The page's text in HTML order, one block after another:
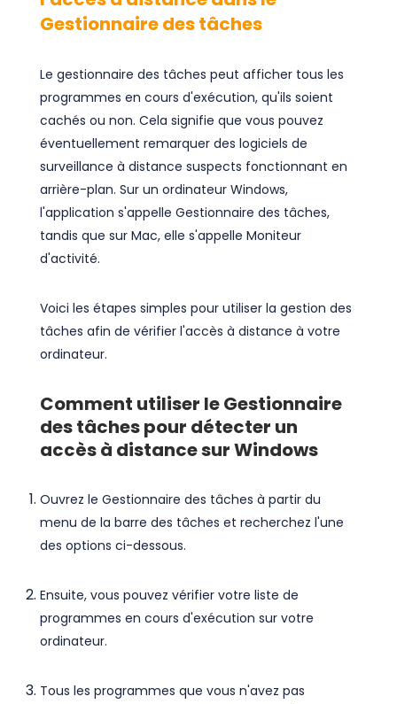
Gestionnaire des tâches
Le gestionnaire des tâches peut afficher tous les
programmes en cours d'exécution, qu'ils soient
cachés ou non. Cela signifie que vous pouvez
éventuellement remarquer des logiciels de
surveillance à distance suspects fonctionnant en
arrière-plan. Sur un ordinateur Windows,
l'application s'appelle Gestionnaire des tâches,
tandis que sur Mac, elle s'appelle Moniteur
d'activité.
Voici les étapes simples pour utiliser la gestion des
tâches afin de vérifier l'accès à distance à votre
ordinateur.
Comment utiliser le Gestionnaire
des tâches pour détecter un
accès à distance sur Windows
Ouvrez le Gestionnaire des tâches à partir du
menu de la barre des tâches et recherchez l'une
des options ci-dessous.
Ensuite, vous pouvez vérifier votre liste de
programmes en cours d'exécution sur votre
ordinateur.
Tous les programmes que vous n'avez pas